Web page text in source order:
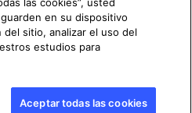
la AFP, está estrictamente
en cada verificación se
en cuanto son necesarios para
verificación en cuestión. La AFP
los autores ni sobre los
contenidos de terceras
en su dispositivo
del sitio, analizar el uso del
estudios para
Aceptar todas las cookies